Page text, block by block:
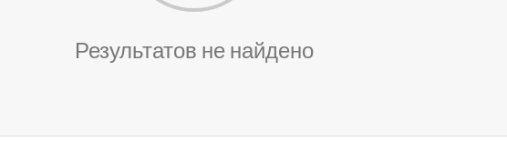
Результатов не найдено